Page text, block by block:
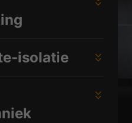
isolatie